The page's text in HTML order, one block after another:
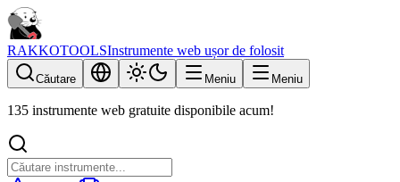
RAKKOTOOLSInstrumente web ușor de folosit
Căutare Meniu Meniu
135 instrumente web gratuite disponibile acum!